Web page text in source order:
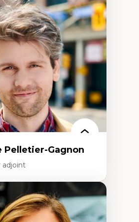
des auditoires médiatiques
plateforme des auditoires
comportements numériques à
massives et l’IA
quantitative et qualitative sur
médiatiques
des techniques de recherche
et l’IA
droits de la personne
politique d’Hannah Arendt
politique à l’ère numérique
et normes
Pelletier-Gagnon
adjoint
jeu vidéo
textes